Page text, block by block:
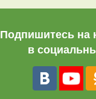
Подпишитесь на
в